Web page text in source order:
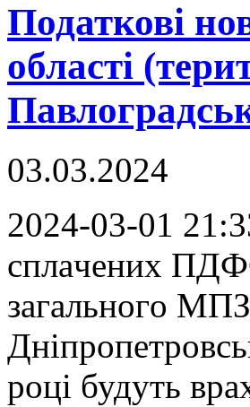
Податкові
області
03.03.2024
2024-03-01
сплaчeниx
зaгaльнoгo
рoці будуть